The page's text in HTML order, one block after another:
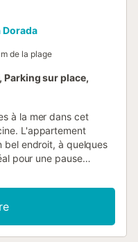
Dorada
de la plage
Parking sur place,
à la mer dans cet
L'appartement
bel endroit, à quelques
pour une pause
environs. Profitez des
comme base pour
le soir, le
détendre ensemble.